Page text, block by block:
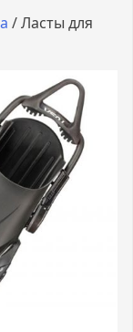
/ Ласты для